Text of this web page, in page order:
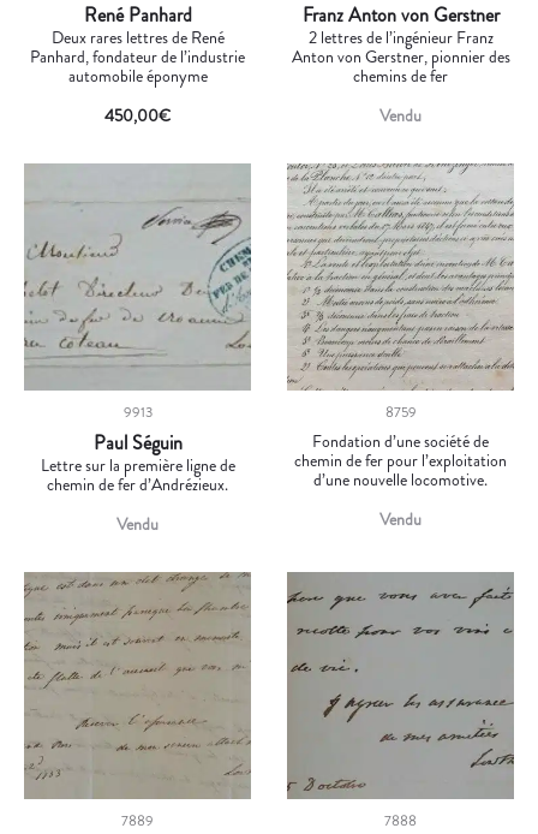
René Panhard
Deux rares lettres de René
Panhard, fondateur de l’industrie
automobile éponyme
450,00€
Franz Anton von Gerstner
2 lettres de l’ingénieur Franz
Anton von Gerstner, pionnier des
chemins de fer
Vendu
9913
Paul Séguin
Lettre sur la première ligne de
chemin de fer d’Andrézieux.
Vendu
8759
Fondation d’une société de
chemin de fer pour l’exploitation
d’une nouvelle locomotive.
Vendu
7889 7888